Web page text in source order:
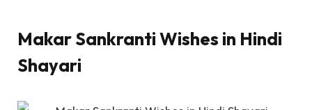
Makar Sankranti Wishes in Hindi
Shayari